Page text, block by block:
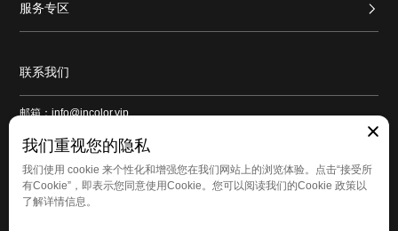
我们重视您的隐私
我们使用 cookie 来个性化和增强您在我们网站上的浏览体验。点击“接受所
有Cookie”，即表示您同意使用Cookie。您可以阅读我们的Cookie 政策以
了解详情信息。
服务专区
联系我们
邮箱：info@incolor.vip
地址：广东省广州市番禺区新造镇和平路1号良仓新造创意园9号仓103